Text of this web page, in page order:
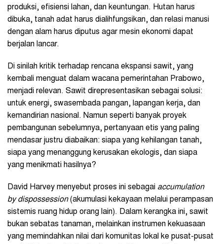
produksi, efisiensi lahan, dan keuntungan. Hutan harus
dibuka, tanah adat harus dialihfungsikan, dan relasi manusi
dengan alam harus diputus agar mesin ekonomi dapat
berjalan lancar.
Di sinilah kritik terhadap rencana ekspansi sawit, yang
kembali menguat dalam wacana pemerintahan Prabowo,
menjadi relevan. Sawit direpresentasikan sebagai solusi:
untuk energi, swasembada pangan, lapangan kerja, dan
kemandirian nasional. Namun seperti banyak proyek
pembangunan sebelumnya, pertanyaan etis yang paling
mendasar justru diabaikan: siapa yang kehilangan tanah,
siapa yang menanggung kerusakan ekologis, dan siapa
yang menikmati hasilnya?
David Harvey menyebut proses ini sebagai accumulation
by dispossession(akumulasi kekayaan melalui perampasan
sistemis ruang hidup orang lain). Dalam kerangka ini, sawit
bukan sebatas tanaman, melainkan instrumen kekuasaan
yang memindahkan nilai dari komunitas lokal ke pusat-pusat